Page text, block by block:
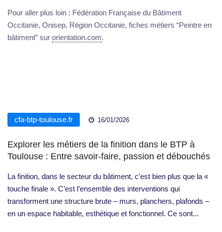
Pour aller plus loin : Fédération Française du Bâtiment
Occitanie, Onisep, Région Occitanie, fiches métiers “Peintre en
bâtiment” sur orientation.com.
cfa-btp-toulouse.fr 16/01/2026
Explorer les métiers de la finition dans le BTP à
Toulouse : Entre savoir-faire, passion et débouchés
La finition, dans le secteur du bâtiment, c’est bien plus que la «
touche finale ». C’est l’ensemble des interventions qui
transforment une structure brute – murs, planchers, plafonds –
en un espace habitable, esthétique et fonctionnel. Ce sont...